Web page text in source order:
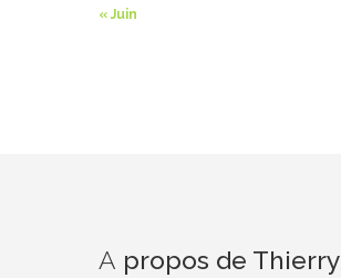
« Juin
A propos de Thierry